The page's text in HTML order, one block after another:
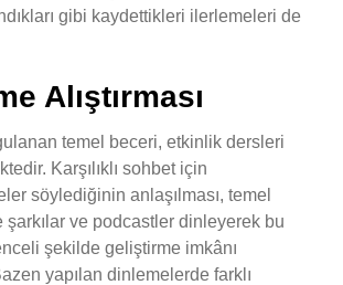
gibi kaydettikleri ilerlemeleri de
Alıştırması
temel beceri, etkinlik dersleri
Karşılıklı sohbet için
söylediğinin anlaşılması, temel
şarkılar ve podcastler dinleyerek bu
şekilde geliştirme imkânı
yapılan dinlemelerde farklı